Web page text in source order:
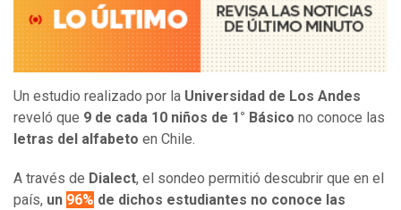
Un estudio realizado por la Universidad de Los Andes
reveló que 9 de cada 10 niños de 1° Básico no conoce las
letras del alfabeto en Chile.
A través de Dialect, el sondeo permitió descubrir que en el
país, un 96% de dichos estudiantes no conoce las